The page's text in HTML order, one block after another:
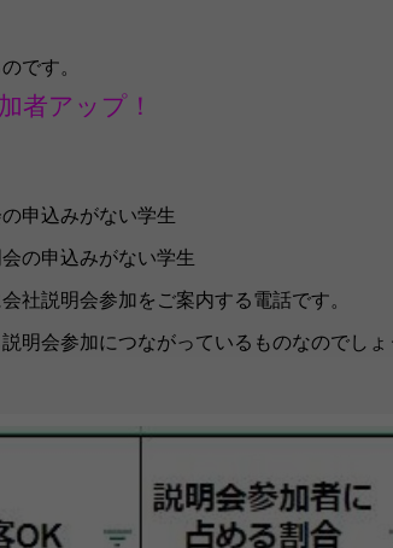
です。
者アップ！
申込みがない学生
の申込みがない学生
社説明会参加をご案内する電話です。
明会参加につながっているものなのでし